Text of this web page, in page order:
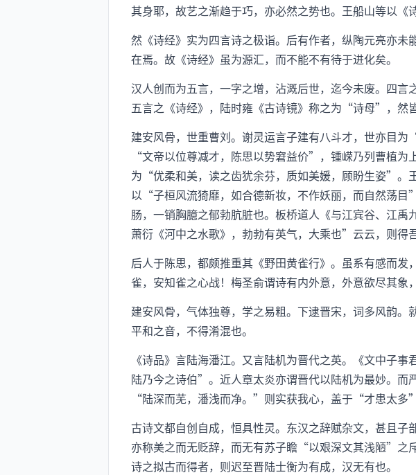
其身耶，故艺之渐趋于巧，亦必然之势也。王船山等以《
然《诗经》实为四言诗之极诣。后有作者，纵陶元亮亦
在焉。故《诗经》虽为源汇，而不能不有待于进化矣。
汉人创而为五言，一字之增，沾溉后世，迄今未废。四
五言之《诗经》，陆时雍《古诗镜》称之为“诗母”，然
建安风骨，世重曹刘。谢灵运言子建有八斗才，世亦目
“文帝以位尊减才，陈思以势窘益价”，锺嵘乃列曹植为
为“优柔和美，读之齿犹余芬，质如美媛，顾盼生姿”。
以“子桓风流猗靡，如合德新妆，不作妖丽，而自然荡
肠，一销胸臆之郁勃肮脏也。板桥道人《与江宾谷、江
萧衍《河中之水歌》，勃勃有英气，大乘也”云云，则得
后人于陈思，都颇推重其《野田黄雀行》。虽系有感而
雀，安知雀之心战！梅圣俞谓诗有内外意，外意欲尽其象
建安风骨，气体独尊，学之易粗。下逮晋宋，词多风韵
平和之音，不得淆混也。
《诗品》言陆海潘江。又言陆机为晋代之英。《文中子
陆乃今之诗伯”。近人章太炎亦谓晋代以陆机为最妙。
“陆深而芜，潘浅而净。”则实获我心，盖于“才患太多”
古诗文都自创自成，恒具性灵。东汉之辞赋杂文，甚且子
亦称美之而无贬辞，而无有苏子瞻“以艰深文其浅陋”之
诗之拟古而得者，则迟至晋陆士衡为有成，汉无有也。